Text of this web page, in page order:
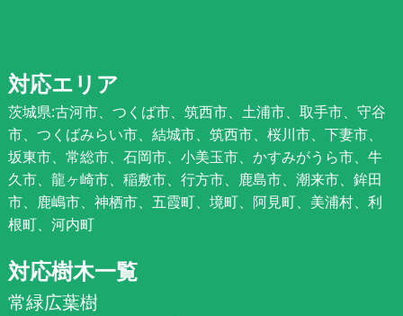
対応エリア
茨城県:古河市、つくば市、筑西市、土浦市、取手市、守谷
市、つくばみらい市、結城市、筑西市、桜川市、下妻市、
坂東市、常総市、石岡市、小美玉市、かすみがうら市、牛
久市、龍ヶ崎市、稲敷市、行方市、鹿島市、潮来市、鉾田
市、鹿嶋市、神栖市、五霞町、境町、阿見町、美浦村、利
根町、河内町
対応樹木一覧
常緑広葉樹